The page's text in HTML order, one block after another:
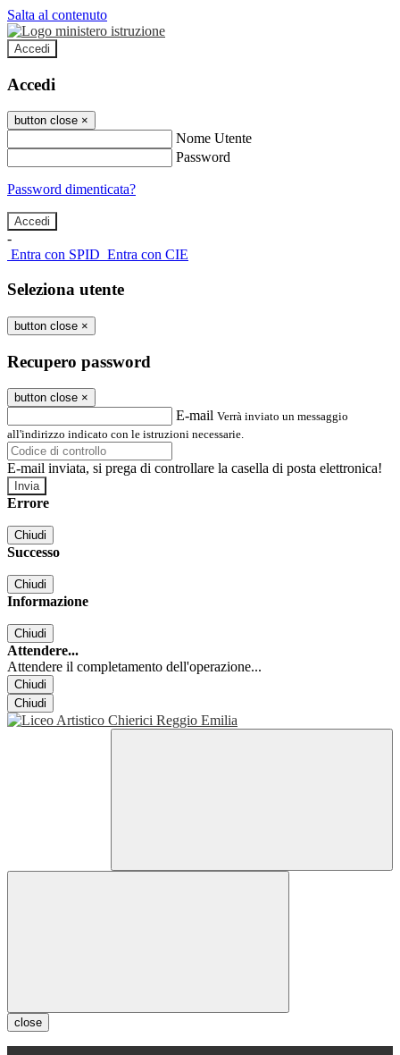
Salta al contenuto
Accedi
Accedi
button close ×
Nome Utente
Password
Password dimenticata?
-
Entra con SPID Entra con CIE
Seleziona utente
button close ×
Recupero password
button close ×
E-mail Verrà inviato un messaggio
all'indirizzo indicato con le istruzioni necessarie.
E-mail inviata, si prega di controllare la casella di posta elettronica!
Errore
Chiudi
Successo
Chiudi
Informazione
Chiudi
Attendere...
Attendere il completamento dell'operazione...
Chiudi
Chiudi
close